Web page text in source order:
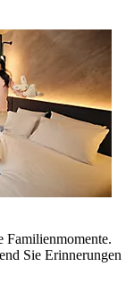
Familienmomente.
Sie Erinnerungen